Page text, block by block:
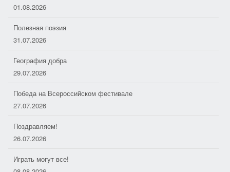
01.08.2026
Полезная поэзия
31.07.2026
География добра
29.07.2026
Победа на Всероссийском фестивале
27.07.2026
Поздравляем!
26.07.2026
Играть могут все!